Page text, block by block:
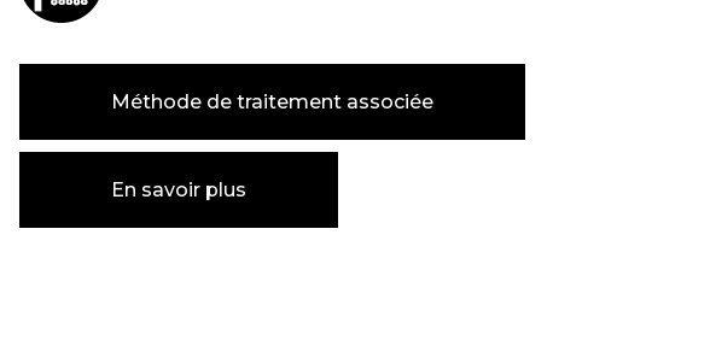
Méthode de traitement associée
En savoir plus